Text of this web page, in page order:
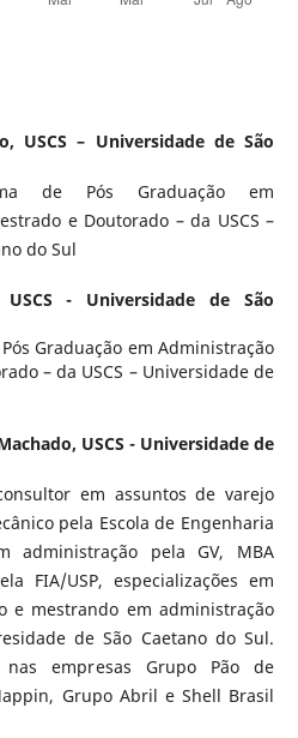
USCS – Universidade de São
de Pós Graduação em
e Doutorado – da USCS –
do Sul
USCS - Universidade de São
Graduação em Administração
– da USCS – Universidade de
USCS - Universidade de
em assuntos de varejo
pela Escola de Engenharia
administração pela GV, MBA
FIA/USP, especializações em
e mestrando em administração
de São Caetano do Sul.
nas empresas Grupo Pão de
Grupo Abril e Shell Brasil